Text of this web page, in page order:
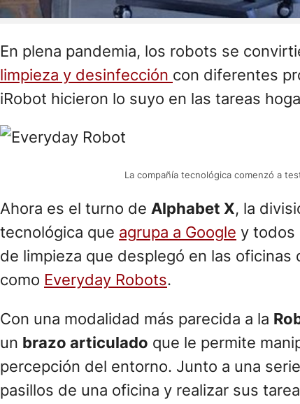
En plena pandemia, los robots se
limpieza y desinfección con diferentes
iRobot hicieron lo suyo en las tareas
La compañía tecnológica comenzó a
Ahora es el turno de Alphabet X, la
tecnológica que agrupa a Google y todos
de limpieza que desplegó en las
como Everyday Robots.
Con una modalidad más parecida a la
un brazo articulado que le permite
percepción del entorno. Junto a una
pasillos de una oficina y realizar sus